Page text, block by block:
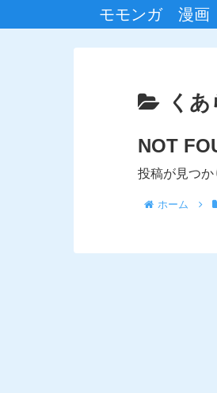
モモンガ 漫画
く
NOT
投稿が見つか
ホーム